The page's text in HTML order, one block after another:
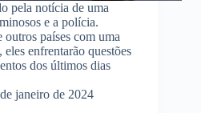
pela notícia de uma
e a polícia.
outros países com uma
enfrentarão questões
dos últimos dias
janeiro de 2024